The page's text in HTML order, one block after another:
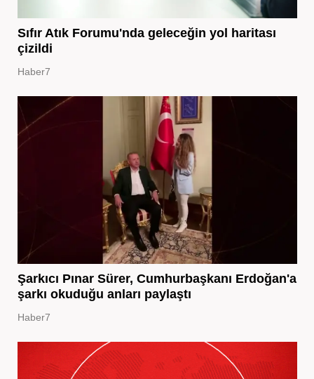
Sıfır Atık Forumu'nda geleceğin yol haritası
çizildi
Haber7
Şarkıcı Pınar Sürer, Cumhurbaşkanı Erdoğan'a
şarkı okuduğu anları paylaştı
Haber7